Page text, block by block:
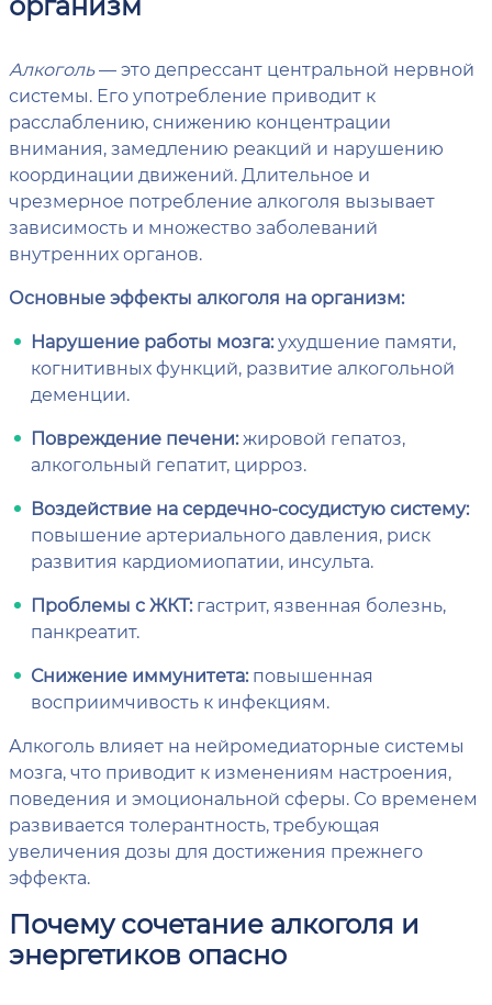
Алкоголь— это депрессант центральной нервной
системы. Его употребление приводит к
расслаблению, снижению концентрации
внимания, замедлению реакций и нарушению
координации движений. Длительное и
чрезмерное потребление алкоголя вызывает
зависимость и множество заболеваний
внутренних органов.
Основные эффекты алкоголя на организм:
Нарушение работы мозга:ухудшение памяти,
когнитивных функций, развитие алкогольной
деменции.
Повреждение печени:жировой гепатоз,
алкогольный гепатит, цирроз.
Воздействие на сердечно-сосудистую систему:
повышение артериального давления, риск
развития кардиомиопатии, инсульта.
Проблемы с ЖКТ:гастрит, язвенная болезнь,
панкреатит.
Снижение иммунитета:повышенная
восприимчивость к инфекциям.
Алкоголь влияет на нейромедиаторные системы
мозга, что приводит к изменениям настроения,
поведения и эмоциональной сферы. Со временем
развивается толерантность, требующая
увеличения дозы для достижения прежнего
эффекта.
Почему сочетание алкоголя и
энергетиков опасно